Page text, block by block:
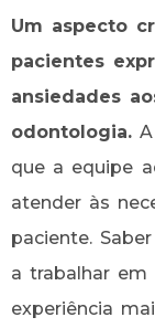
Um aspecto
pacientes
ansiedades
odontologia.
que a equipe
atender às
paciente.
a trabalhar em
experiência